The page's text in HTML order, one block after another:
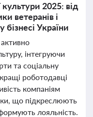
2025: від
ветеранів і
бізнесі України
інтегруючи
та соціальну
роботодавці
компаніям
що підкреслюють
лояльність.